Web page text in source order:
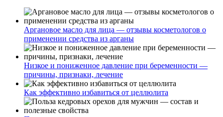
Аргановое масло для лица — отзывы косметологов о
применении средства из арганы
Низкое и пониженное давление при беременности —
причины, признаки, лечение
Как эффективно избавиться от целлюлита